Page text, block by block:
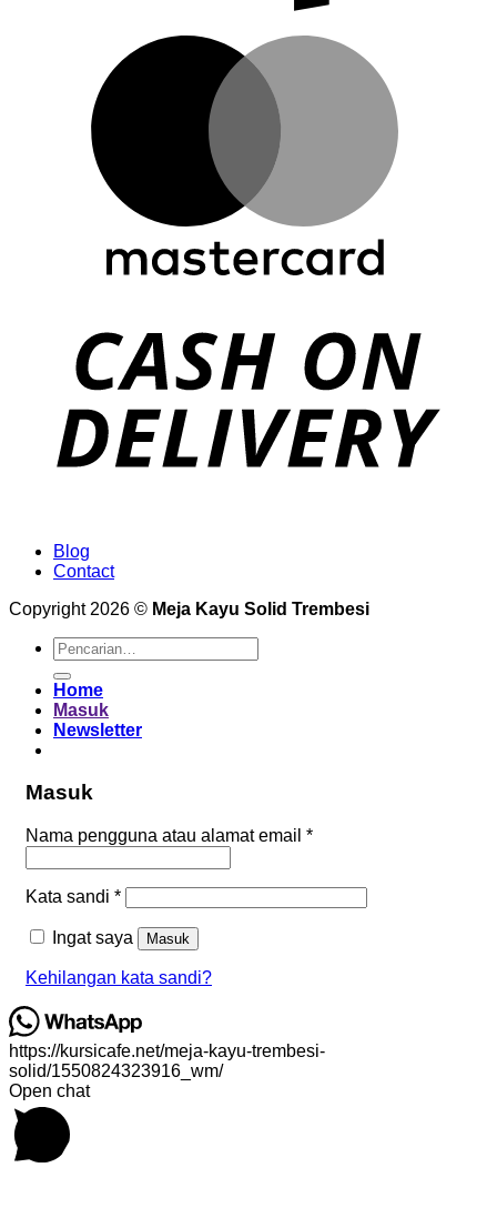
Blog
Contact
Copyright 2026 © Meja Kayu Solid Trembesi
Pencarian
untuk:
Home
Masuk
Newsletter
Masuk
Nama pengguna atau alamat email *Wajib
Kata sandi *Wajib
Ingat saya Masuk
Kehilangan kata sandi?
https://kursicafe.net/meja-kayu-trembesi-
solid/1550824323916_wm/
Open chat